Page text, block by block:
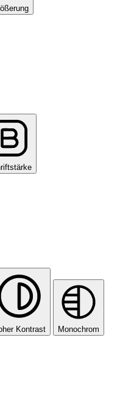
Kontrast Monochrom